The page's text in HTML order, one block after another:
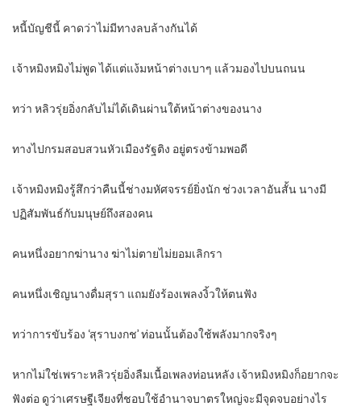
หนี้บัญชีนี้ คาดว่าไม่มีทางลบล้างกันได้
เจ้าหมิงหมิงไม่พูด ได้แต่แง้มหน้าต่างเบาๆ แล้วมองไปบนถนน
ทว่า หลิวรุ่ยอิ่งกลับไม่ได้เดินผ่านใต้หน้าต่างของนาง
ทางไปกรมสอบสวนหัวเมืองรัฐติง อยู่ตรงข้ามพอดี
เจ้าหมิงหมิงรู้สึกว่าคืนนี้ช่างมหัศจรรย์ยิ่งนัก ช่วงเวลาอันสั้น นางมี
ปฏิสัมพันธ์กับมนุษย์ถึงสองคน
คนหนึ่งอยากฆ่านาง ฆ่าไม่ตายไม่ยอมเลิกรา
คนหนึ่งเชิญนางดื่มสุรา แถมยังร้องเพลงงิ้วให้ตนฟัง
ทว่าการขับร้อง ‘สุราบงกช’ ท่อนนั้นต้องใช้พลังมากจริงๆ
หากไม่ใช่เพราะหลิวรุ่ยอิ่งลืมเนื้อเพลงท่อนหลัง เจ้าหมิงหมิงก็อยากจะ
ฟังต่อ ดูว่าเศรษฐีเจียงที่ชอบใช้อำนาจบาตรใหญ่จะมีจุดจบอย่างไร